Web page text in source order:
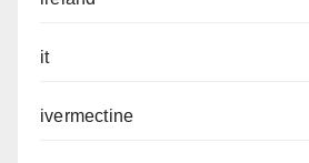
it
ivermectine